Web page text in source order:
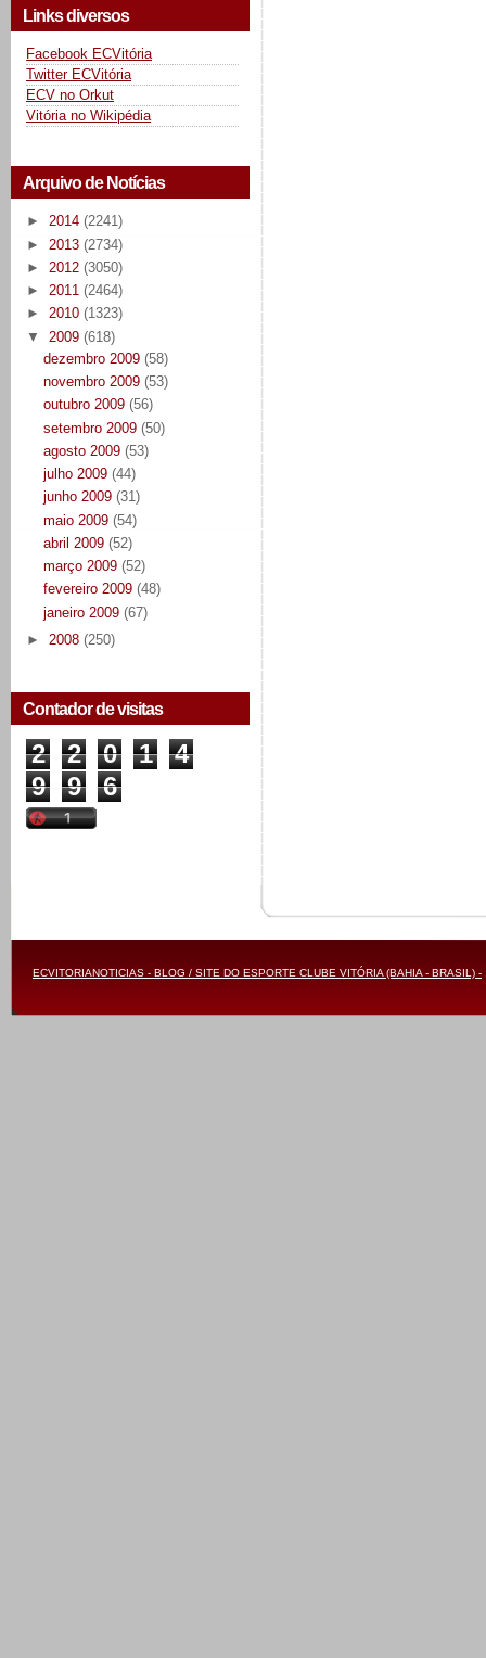
Links diversos
Facebook ECVitória
Twitter ECVitória
ECV no Orkut
Vitória no Wikipédia
Arquivo de Notícias
► 2014 (2241)
► 2013 (2734)
► 2012 (3050)
► 2011 (2464)
► 2010 (1323)
▼ 2009 (618)
dezembro 2009 (58)
novembro 2009 (53)
outubro 2009 (56)
setembro 2009 (50)
agosto 2009 (53)
julho 2009 (44)
junho 2009 (31)
maio 2009 (54)
abril 2009 (52)
março 2009 (52)
fevereiro 2009 (48)
janeiro 2009 (67)
► 2008 (250)
Contador de visitas
2 2 0 1
4
9
9 6
ECVITORIANOTICIAS - BLOG / SITE DO ESPORTE CLUBE VITÓRIA (BAHIA - BRASIL) -